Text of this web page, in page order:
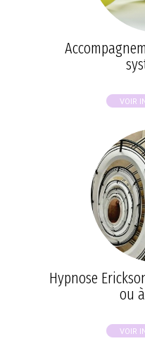
VOIR
Hypnose
ou
VOIR